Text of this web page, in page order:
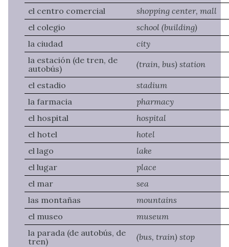
el centro comercial
shopping center, mall
el colegio
school (building)
la ciudad
city
la estación (de tren, de
autobús)
(train, bus) station
el estadio
stadium
la farmacia
pharmacy
el hospital
hospital
el hotel
hotel
el lago
lake
el lugar
place
el mar
sea
las montañas
mountains
el museo
museum
la parada (de autobús, de
tren)
(bus, train) stop